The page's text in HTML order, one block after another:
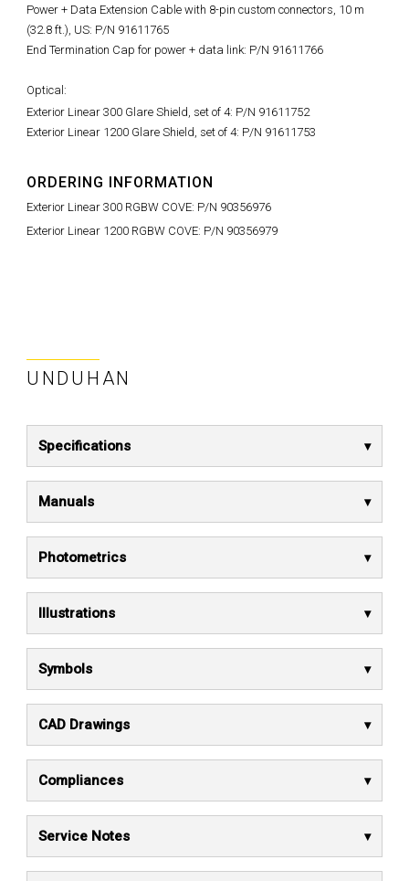
Power + Data Extension Cable with 8-pin custom connectors, 10 m
(32.8 ft.), US: P/N 91611765
End Termination Cap for power + data link: P/N 91611766
Optical:
Exterior Linear 300 Glare Shield, set of 4: P/N 91611752
Exterior Linear 1200 Glare Shield, set of 4: P/N 91611753
ORDERING INFORMATION
Exterior Linear 300 RGBW COVE: P/N 90356976
Exterior Linear 1200 RGBW COVE: P/N 90356979
UNDUHAN
Specifications
Manuals
Photometrics
Illustrations
Symbols
CAD Drawings
Compliances
Service Notes